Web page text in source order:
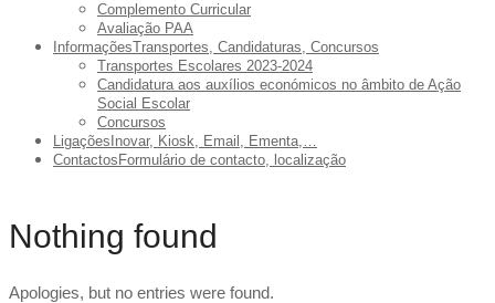
Complemento Curricular
Avaliação PAA
InformaçõesTransportes, Candidaturas, Concursos
Transportes Escolares 2023-2024
Candidatura aos auxílios económicos no âmbito de Ação
Social Escolar
Concursos
Ligações Inovar, Kiosk, Email, Ementa,…
Contactos Formulário de contacto, localização
Nothing found
Apologies, but no entries were found.